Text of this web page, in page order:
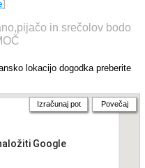
]
in srečolov bodo
lokacijo dogodka preberite
Google
Izračunaj pot Povečaj